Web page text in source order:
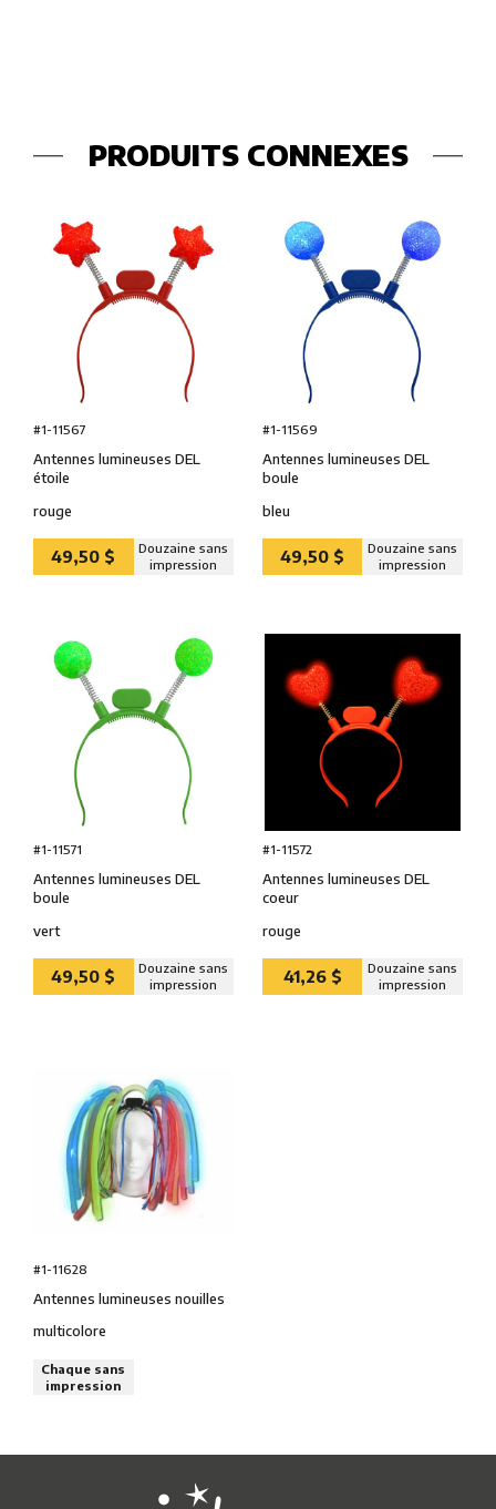
PRODUITS CONNEXES
#1-11567
Antennes lumineuses DEL
étoile
rouge
49,50 $
Douzaine sans
impression
#1-11569
Antennes lumineuses DEL
boule
bleu
49,50 $
Douzaine sans
impression
#1-11571
Antennes lumineuses DEL
boule
vert
49,50 $
Douzaine sans
impression
#1-11572
Antennes lumineuses DEL
coeur
rouge
41,26 $
Douzaine sans
impression
#1-11628
Antennes lumineuses nouilles
multicolore
Chaque sans
impression